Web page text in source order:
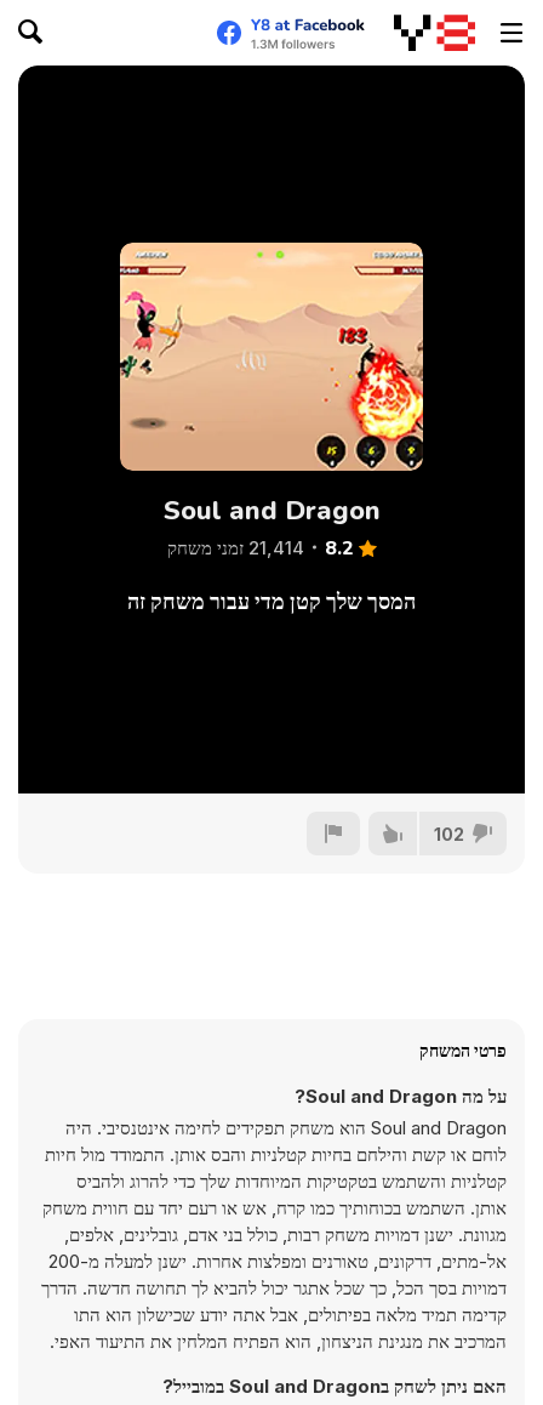
Soul and Dragon
8.2 21,414 זמני משחק
המסך שלך קטן מדי עבור משחק זה
102
פרטי המשחק
על מה Soul and Dragon?
Soul and Dragon הוא משחק תפקידים לחימה אינטנסיבי. היה
לוחם או קשת והילחם בחיות קטלניות והבס אותן. התמודד מול חיות
קטלניות והשתמש בטקטיקות המיוחדות שלך כדי להרוג ולהביס
אותן. השתמש בכוחותיך כמו קרח, אש או רעם יחד עם חווית משחק
מגוונת. ישנן דמויות משחק רבות, כולל בני אדם, גובלינים, אלפים,
אל-מתים, דרקונים, טאורנים ומפלצות אחרות. ישנן למעלה מ-200
דמויות בסך הכל, כך שכל אתגר יכול להביא לך תחושה חדשה. הדרך
קדימה תמיד מלאה בפיתולים, אבל אתה יודע שכישלון הוא התו
המרכיב את מנגינת הניצחון, הוא הפתיח המלחין את התיעוד האפי.
האם ניתן לשחק בSoul and Dragon במובייל?